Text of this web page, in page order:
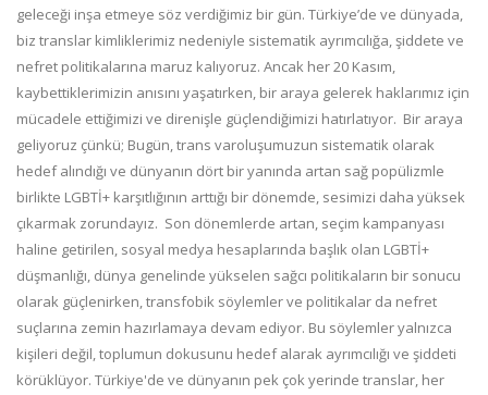
geleceği inşa etmeye söz verdiğimiz bir gün. Türkiye’de ve dünyada,
biz translar kimliklerimiz nedeniyle sistematik ayrımcılığa, şiddete ve
nefret politikalarına maruz kalıyoruz. Ancak her 20 Kasım,
kaybettiklerimizin anısını yaşatırken, bir araya gelerek haklarımız için
mücadele ettiğimizi ve direnişle güçlendiğimizi hatırlatıyor. Bir araya
geliyoruz çünkü; Bugün, trans varoluşumuzun sistematik olarak
hedef alındığı ve dünyanın dört bir yanında artan sağ popülizmle
birlikte LGBTİ+ karşıtlığının arttığı bir dönemde, sesimizi daha yüksek
çıkarmak zorundayız. Son dönemlerde artan, seçim kampanyası
haline getirilen, sosyal medya hesaplarında başlık olan LGBTİ+
düşmanlığı, dünya genelinde yükselen sağcı politikaların bir sonucu
olarak güçlenirken, transfobik söylemler ve politikalar da nefret
suçlarına zemin hazırlamaya devam ediyor. Bu söylemler yalnızca
kişileri değil, toplumun dokusunu hedef alarak ayrımcılığı ve şiddeti
körüklüyor. Türkiye'de ve dünyanın pek çok yerinde translar, her